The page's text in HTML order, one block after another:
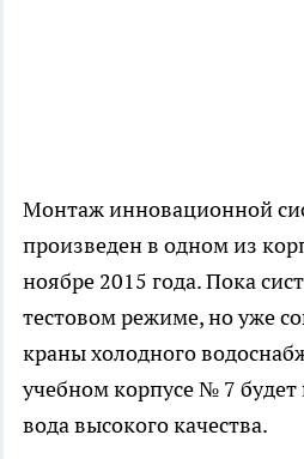
Монтаж инновационной
произведен в одном из
ноябре 2015 года. Пока
тестовом режиме, но уже
краны холодного
учебном корпусе № 7 будет
вода высокого качества.